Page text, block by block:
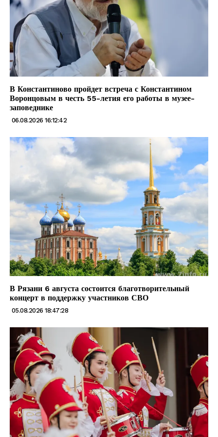
В Константиново пройдет встреча с Константином
Воронцовым в честь 55-летия его работы в музее-
заповеднике
06.08.2026 16:12:42
В Рязани 6 августа состоится благотворительный
концерт в поддержку участников СВО
05.08.2026 18:47:28